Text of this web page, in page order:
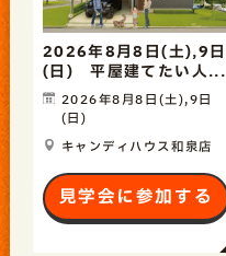
2026年8月8日(土),9日
(日) 平屋建てたい人...
2026年8月8日(土),9日
(日)
キャンディハウス和泉店
見学会に参加する